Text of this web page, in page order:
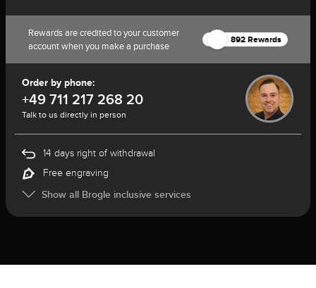
Rewards are credited to your customer
account when you make a purchase
892 Rewards
Order by phone:
+49 711 217 268 20
Talk to us directly in person
14 days right of withdrawal
Free engraving
Show all Brogle inclusive services